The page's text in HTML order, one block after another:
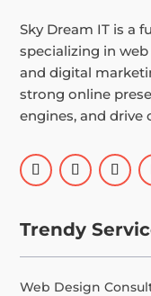
Sky Dream IT is a
specializing in
and digital
strong online
engines, and
Trendy
Web Design